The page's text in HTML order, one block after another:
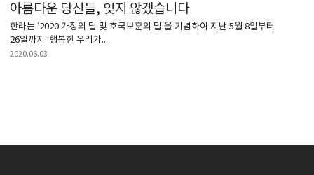
아름다운 당신들, 잊지 않겠습니다
한라는 ‘2020 가정의 달 및 호국보훈의 달’을 기념하여 지난 5월 8일부터
26일까지 ‘행복한 우리가...
2020.06.03